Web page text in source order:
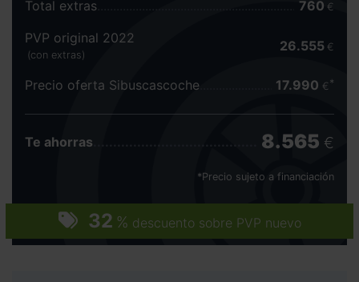
32 % descuento sobre PVP nuevo
Total extras 760 €
PVP original 2022
(con extras)
26.555 €
Precio oferta Sibuscascoche 17.990 €
Te ahorras 8.565 €
*Precio sujeto a financiación